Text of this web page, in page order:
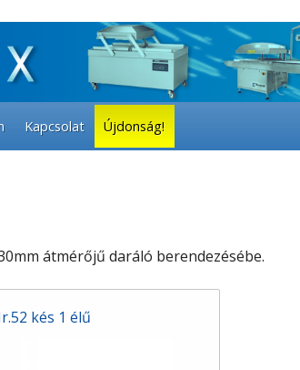
Kapcsolat Újdonság!
átmérőjű daráló berendezésébe.
kés 1 élű